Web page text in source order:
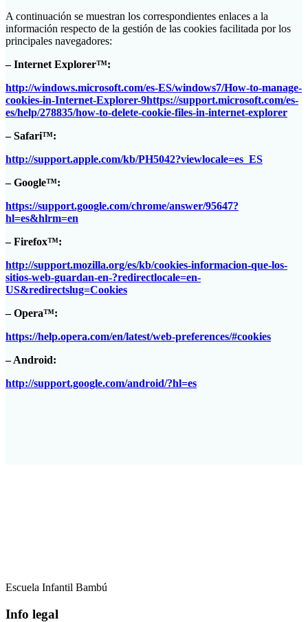
A continuación se muestran los correspondientes enlaces a la
información respecto de la gestión de las cookies facilitada por los
principales navegadores:
– Internet Explorer™:
http://windows.microsoft.com/es-ES/windows7/How-to-manage-
cookies-in-Internet-Explorer-9https://support.microsoft.com/es-
es/help/278835/how-to-delete-cookie-files-in-internet-explorer
– Safari™:
http://support.apple.com/kb/PH5042?viewlocale=es_ES
– Google™:
https://support.google.com/chrome/answer/95647?
hl=es&hlrm=en
– Firefox™:
http://support.mozilla.org/es/kb/cookies-informacion-que-los-
sitios-web-guardan-en-?redirectlocale=en-
US&redirectslug=Cookies
– Opera™:
https://help.opera.com/en/latest/web-preferences/#cookies
– Android:
http://support.google.com/android/?hl=es
Escuela Infantil Bambú
Info legal